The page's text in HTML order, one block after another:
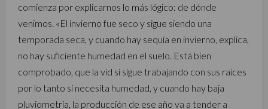
comienza por explicarnos lo más lógico: de dónde
venimos. «El invierno fue seco y sigue siendo una
temporada seca, y cuando hay sequía en invierno, explica,
no hay suficiente humedad en el suelo. Está bien
comprobado, que la vid si sigue trabajando con sus raíces
por lo tanto sí necesita humedad, y cuando hay baja
pluviometría, la producción de ese año va a tender a